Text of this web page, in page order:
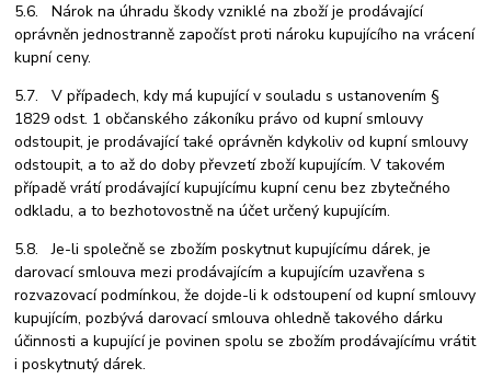
5.6. Nárok na úhradu škody vzniklé na zboží je prodávající
oprávněn jednostranně započíst proti nároku kupujícího na vrácení
kupní ceny.
5.7. V případech, kdy má kupující v souladu s ustanovením §
1829 odst. 1 občanského zákoníku právo od kupní smlouvy
odstoupit, je prodávající také oprávněn kdykoliv od kupní smlouvy
odstoupit, a to až do doby převzetí zboží kupujícím. V takovém
případě vrátí prodávající kupujícímu kupní cenu bez zbytečného
odkladu, a to bezhotovostně na účet určený kupujícím.
5.8. Je-li společně se zbožím poskytnut kupujícímu dárek, je
darovací smlouva mezi prodávajícím a kupujícím uzavřena s
rozvazovací podmínkou, že dojde-li k odstoupení od kupní smlouvy
kupujícím, pozbývá darovací smlouva ohledně takového dárku
účinnosti a kupující je povinen spolu se zbožím prodávajícímu vrátit
i poskytnutý dárek.